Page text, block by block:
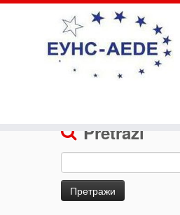
Pretraži
Претрага
за: